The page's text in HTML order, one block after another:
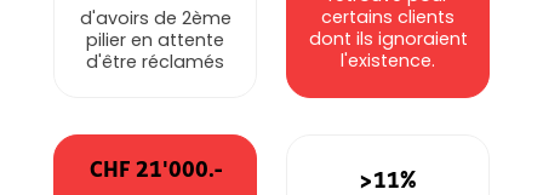
d'avoirs de 2ème
pilier en attente
d'être réclamés
certains clients
dont ils ignoraient
l'existence.
CHF 21'000.- >11%